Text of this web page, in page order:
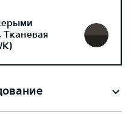
Тканевая